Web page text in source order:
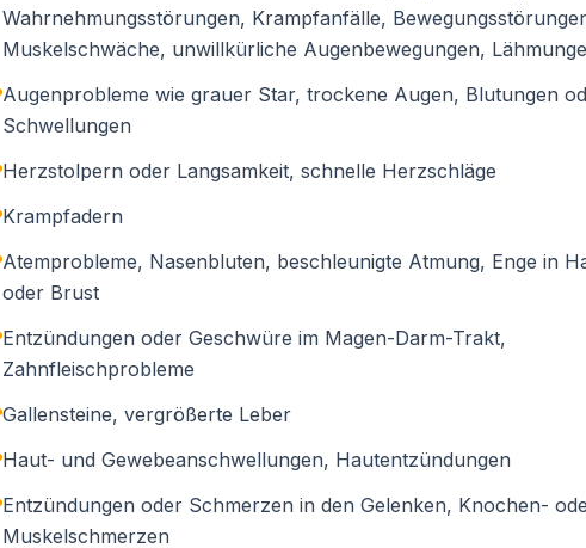
Wahrnehmungsstörungen, Krampfanfälle,
Muskelschwäche, unwillkürliche Augenbewegungen,
Augenprobleme wie grauer Star, trockene Augen, Blutungen
Schwellungen
Herzstolpern oder Langsamkeit, schnelle Herzschläge
Krampfadern
Atemprobleme, Nasenbluten, beschleunigte Atmung, Enge in
oder Brust
Entzündungen oder Geschwüre im Magen-Darm-Trakt,
Zahnfleischprobleme
Gallensteine, vergrößerte Leber
Haut- und Gewebeanschwellungen, Hautentzündungen
Entzündungen oder Schmerzen in den Gelenken, Knochen-
Muskelschmerzen